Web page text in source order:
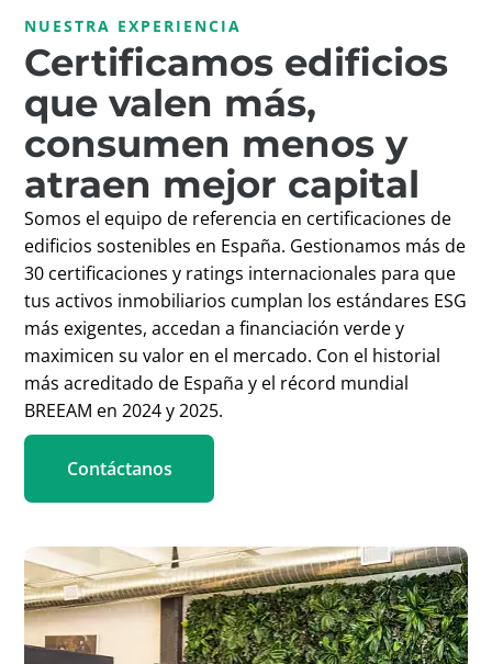
NUESTRA EXPERIENCIA
Certificamos edificios
que valen más,
consumen menos y
atraen mejor capital
Somos el equipo de referencia en certificaciones de
edificios sostenibles en España. Gestionamos más de
30 certificaciones y ratings internacionales para que
tus activos inmobiliarios cumplan los estándares ESG
más exigentes, accedan a financiación verde y
maximicen su valor en el mercado. Con el historial
más acreditado de España y el récord mundial
BREEAM en 2024 y 2025.
Contáctanos